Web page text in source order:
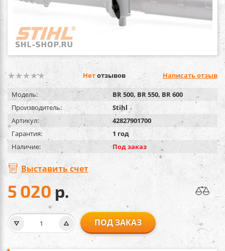
Нетотзывов Написать отзыв
Модель:
BR 500, BR 550, BR 600
Производитель:
Stihl
Артикул:
42827901700
Гарантия:
1 год
Наличие:
Под заказ
Выставить счет
5 020р.
ПОД ЗАКАЗ